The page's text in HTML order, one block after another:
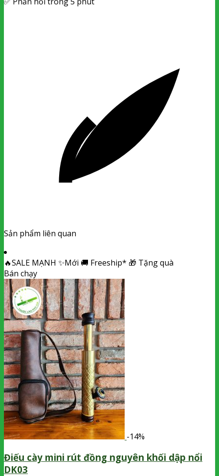
Sản phẩm liên quan
🔥SALE MẠNH ✨Mới 🚚 Freeship* 🎁 Tặng quà
Bán chạy
-14%
Điếu cày mini rút đồng nguyên khối dập nổi
DK03